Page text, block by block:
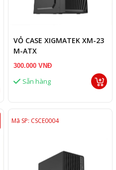
VỎ CASE XIGMATEK XM-23
M-ATX
300.000 VNĐ
Sẵn hàng
Mã SP: CSCE0004